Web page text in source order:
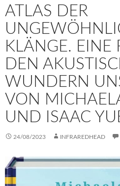
ATLAS DER
KLÄNGE. EINE
DEN
WUNDERN
VON
UND ISAAC
24/08/2023 INFRAREDHEAD